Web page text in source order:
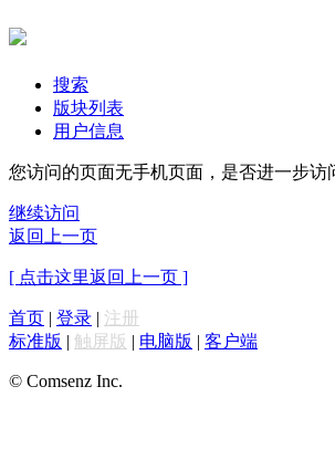
搜索
版块列表
用户信息
您访问的页面无手机页面，是否进一步访
继续访问
返回上一页
[ 点击这里返回上一页 ]
首页 | 登录 | 注册
标准版 | 触屏版 | 电脑版 | 客户端
© Comsenz Inc.